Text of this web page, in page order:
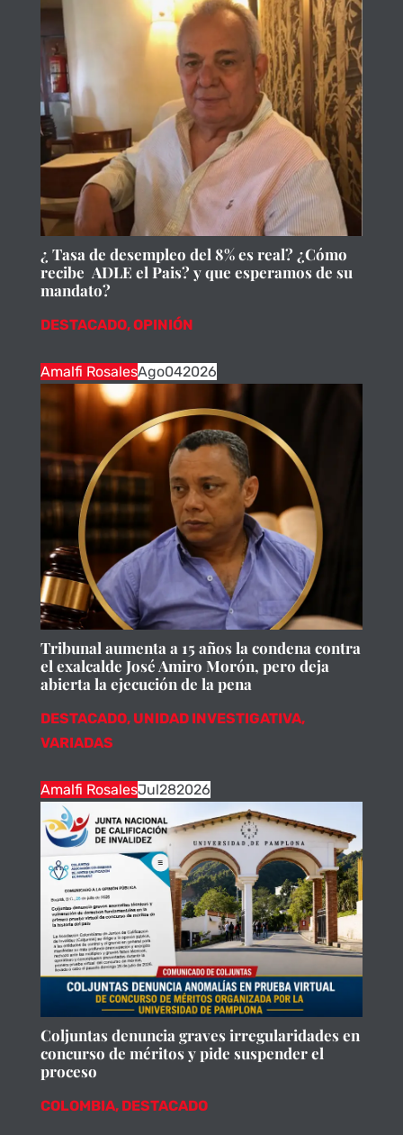
¿ Tasa de desempleo del 8% es real? ¿Cómo
recibe ADLE el Pais? y que esperamos de su
mandato?
DESTACADO,OPINIÓN
Amalfi RosalesAgo042026
Tribunal aumenta a 15 años la condena contra
el exalcalde José Amiro Morón, pero deja
abierta la ejecución de la pena
DESTACADO, UNIDAD INVESTIGATIVA,
VARIADAS
Amalfi RosalesJul282026
Coljuntas denuncia graves irregularidades en
concurso de méritos y pide suspender el
proceso
COLOMBIA, DESTACADO